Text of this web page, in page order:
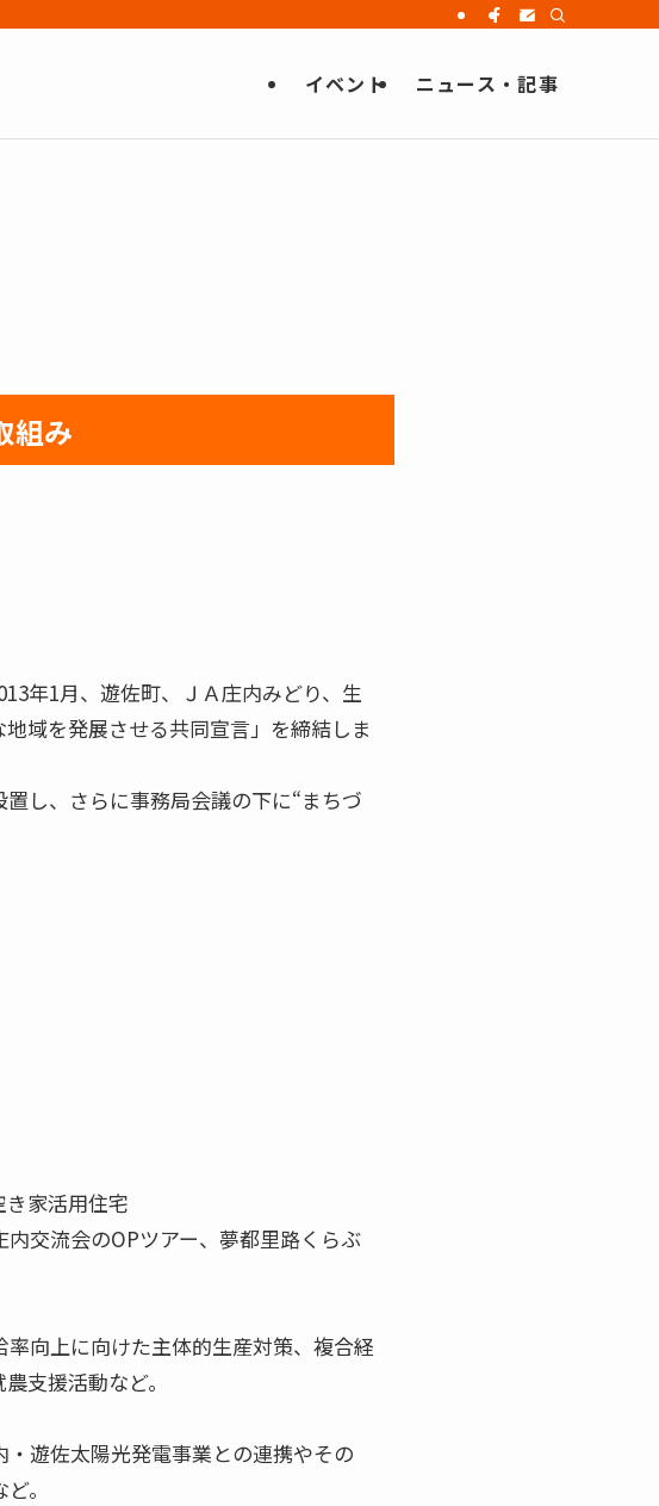
イベント ニュース・記事
組み
年1月、遊佐町、ＪＡ庄内みどり、生
域を発展させる共同宣言」を締結しま
し、さらに事務局会議の下に“まちづ
家活用住宅
交流会のOPツアー、夢都里路くらぶ
向上に向けた主体的生産対策、複合経
支援活動など。
遊佐太陽光発電事業との連携やその
。